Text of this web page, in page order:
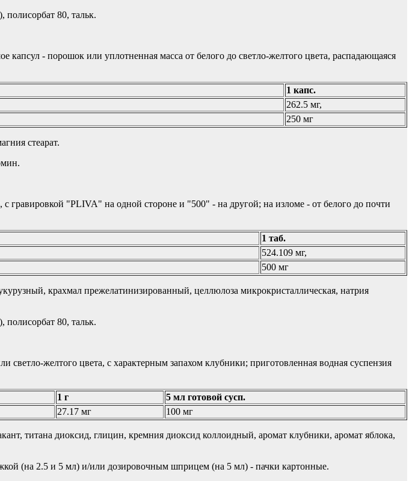
полисорбат 80, тальк.
- порошок или уплотненная масса от белого до светло-желтого цвета, распадающаяся
1 капс.
262.5 мг,
250 мг
стеарат.
с гравировкой "PLIVA" на одной стороне и "500" - на другой; на изломе - от белого до почти
1 таб.
524.109 мг,
500 мг
крахмал прежелатинизированный, целлюлоза микрокристаллическая, натрия
полисорбат 80, тальк.
светло-желтого цвета, с характерным запахом клубники; приготовленная водная суспензия
1 г
5 мл готовой сусп.
27.17 мг 100 мг
титана диоксид, глицин, кремния диоксид коллоидный, аромат клубники, аромат яблока,
(на 2.5 и 5 мл) и/или дозировочным шприцем (на 5 мл) - пачки картонные.